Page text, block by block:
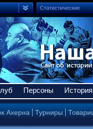
Статистические
Персоны История
Ахерна Турниры